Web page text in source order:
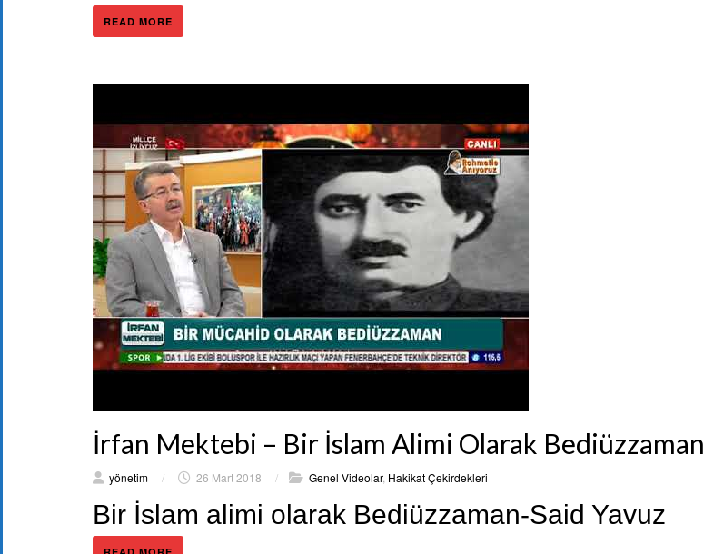
READ MORE
İrfan Mektebi – Bir İslam Alimi Olarak Bediüzzaman
yönetim / 26 Mart 2018 / Genel Videolar, Hakikat Çekirdekleri
Bir İslam alimi olarak Bediüzzaman-Said Yavuz